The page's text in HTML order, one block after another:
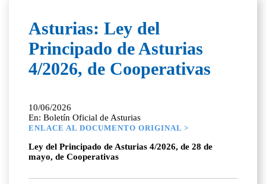
Asturias: Ley del
Principado de Asturias
4/2026, de Cooperativas
10/06/2026
En: Boletín Oficial de Asturias
ENLACE AL DOCUMENTO ORIGINAL >
Ley del Principado de Asturias 4/2026, de 28 de
mayo, de Cooperativas